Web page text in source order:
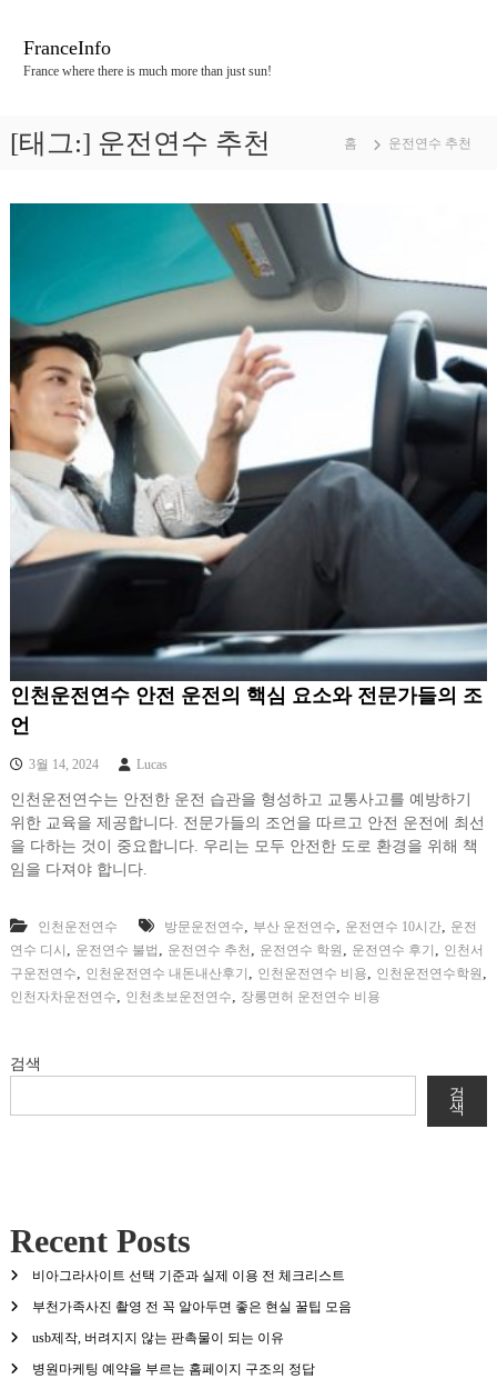
가
FranceInfo
France where there is much more than just sun!
[태그:] 운전연수 추천 홈 운전연수 추천
인천운전연수 안전 운전의 핵심 요소와 전문가들의 조
언
3월 14, 2024 Lucas
인천운전연수는 안전한 운전 습관을 형성하고 교통사고를 예방하기
위한 교육을 제공합니다. 전문가들의 조언을 따르고 안전 운전에 최선
을 다하는 것이 중요합니다. 우리는 모두 안전한 도로 환경을 위해 책
임을 다져야 합니다.
인천운전연수 방문운전연수, 부산 운전연수, 운전연수 10시간, 운전
연수 디시 , 운전연수 불법 , 운전연수 추천 , 운전연수 학원 , 운전연수 후기 , 인천서
구운전연수, 인천운전연수 내돈내산후기 , 인천운전연수 비용, 인천운전연수학원 ,
인천자차운전연수, 인천초보운전연수, 장롱면허 운전연수 비용
검색
검
색
Recent Posts
비아그라사이트 선택 기준과 실제 이용 전 체크리스트
부천가족사진 촬영 전 꼭 알아두면 좋은 현실 꿀팁 모음
usb제작, 버려지지 않는 판촉물이 되는 이유
병원마케팅 예약을 부르는 홈페이지 구조의 정답